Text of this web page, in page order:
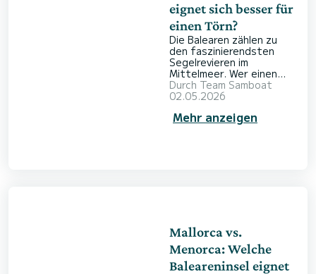
eignet sich besser für
einen Törn?
Die Balearen zählen zu
den faszinierendsten
Segelrevieren im
Mittelmeer. Wer einen
Törn in Spanien plant,
steht oft vor der
den lebendigen Küsten
auf See deutlich
voneinander. Mit einem
Boo
Durch Team Samboat
02.05.2026
Mehr anzeigen
Mallorca vs.
Menorca: Welche
Baleareninsel eignet